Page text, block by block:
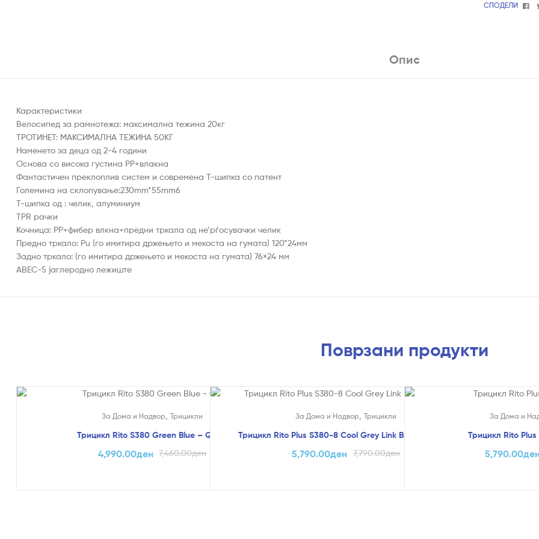
СПОДЕЛИ
Опис
Карактеристики
Велосипед за рамнотежа: максимална тежина 20кг
ТРОТИНЕТ: МАКСИМАЛНА ТЕЖИНА 50КГ
Наменето за деца од 2-4 години
Основа со висока густина PP+влакна
Фантастичен преклоплив систем и современа Т-шипка со патент
Големина на склопување:230mm*55mm6
T-шипка од : челик, алуминиум
TPR рачки
Кочница: PP+фибер влкна+предни тркала од не’рѓосувачки челик
Предно тркало: Pu (го имитира држењето и мекоста на гумата) 120*24мм
Задно тркало: (го имитира држењето и мекоста на гумата) 76×24 мм
ABEC-5 јаглеродно лежиште
Поврзани продукти
За Дома и Надвор Трицикли
Трицикл Rito S380 Green Blue – QPlay
7,460.00ден
4,990.00ден
За Дома и Надвор ,Трицикли
Трицикл Rito Plus S380-8 Cool Grey Link Brake – QPlay
7,790.00ден
5,790.00ден
За Дома и
Трицикл Rito Plus
5,790.00